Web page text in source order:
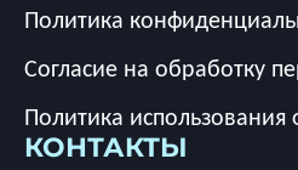
Политика
Согласие на обработку
Политика
КОНТАКТЫ